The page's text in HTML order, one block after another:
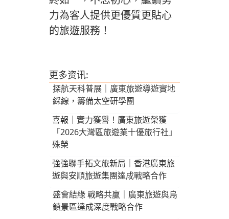
力為客人提供更優質更貼心
的旅遊服務！
更多资讯:
探航天科普展｜廣東旅遊導遊實地
綵線，籌備太空研學團
喜報｜實力獲譽！廣東旅遊榮獲
「2026大灣區旅遊業十優旅行社」
殊榮
強強聯手拓文旅新局｜香港廣東旅
遊與安順旅遊集團達成戰略合作
盛會結緣 戰略共贏｜廣東旅遊與烏
鎮景區達成深度戰略合作